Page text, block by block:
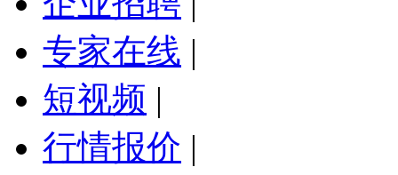
专家在线 |
短视频 |
行情报价 |